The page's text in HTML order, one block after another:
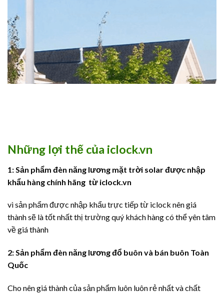
Những lợi thế của iclock.vn
1: Sản phẩm đèn năng lương mặt trời solar được nhập
khẩu hàng chính hãng từ iclock.vn
vì sản phẩm được nhập khẩu trực tiếp từ iclock nên giá
thành sẽ là tốt nhất thị trường quý khách hàng có thể yên tâm
về giá thành
2: Sản phẩm đèn năng lương đổ buôn và bán buôn Toàn
Quốc
Cho nên giá thành của sản phẩm luôn luôn rẻ nhất và chất